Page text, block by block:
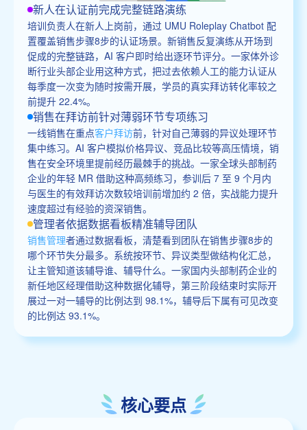
新人在认证前完成完整链路演练
培训负责人在新人上岗前，通过 UMU Roleplay Chatbot 配
置覆盖销售步骤8步的认证场景。新销售反复演练从开场到
促成的完整链路，AI 客户即时给出逐环节评分。一家体外诊
断行业头部企业用这种方式，把过去依赖人工的能力认证从
每季度一次变为随时按需开展，学员的真实拜访转化率较之
前提升 22.4%。
销售在拜访前针对薄弱环节专项练习
一线销售在重点客户拜访前，针对自己薄弱的异议处理环节
集中练习。AI 客户模拟价格异议、竞品比较等高压情境，销
售在安全环境里提前经历最棘手的挑战。一家全球头部制药
企业的年轻 MR 借助这种高频练习，参训后 7 至 9 个月内
与医生的有效拜访次数较培训前增加约 2 倍，实战能力提升
速度超过有经验的资深销售。
管理者依据数据看板精准辅导团队
销售管理者通过数据看板，清楚看到团队在销售步骤8步的
哪个环节失分最多。系统按环节、异议类型做结构化汇总，
让主管知道该辅导谁、辅导什么。一家国内头部制药企业的
新任地区经理借助这种数据化辅导，第三阶段结束时实际开
展过一对一辅导的比例达到 98.1%，辅导后下属有可见改变
的比例达 93.1%。
核心要点